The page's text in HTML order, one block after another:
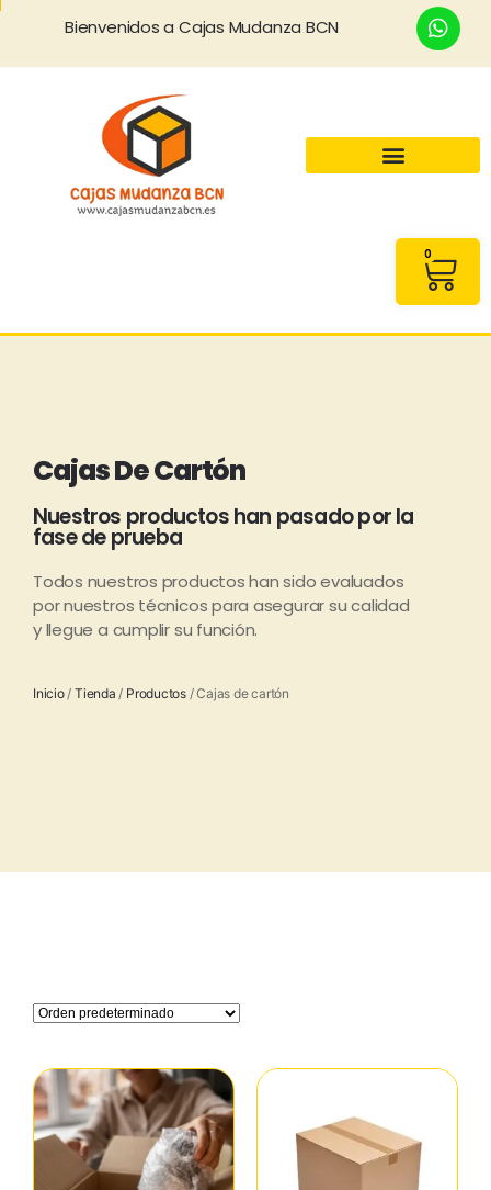
Bienvenidos a Cajas Mudanza BCN
0
Cajas De Cartón
Nuestros productos han pasado por la
fase de prueba
Todos nuestros productos han sido evaluados
por nuestros técnicos para asegurar su calidad
y llegue a cumplir su función.
Inicio/ Tienda / Productos/ Cajas de cartón